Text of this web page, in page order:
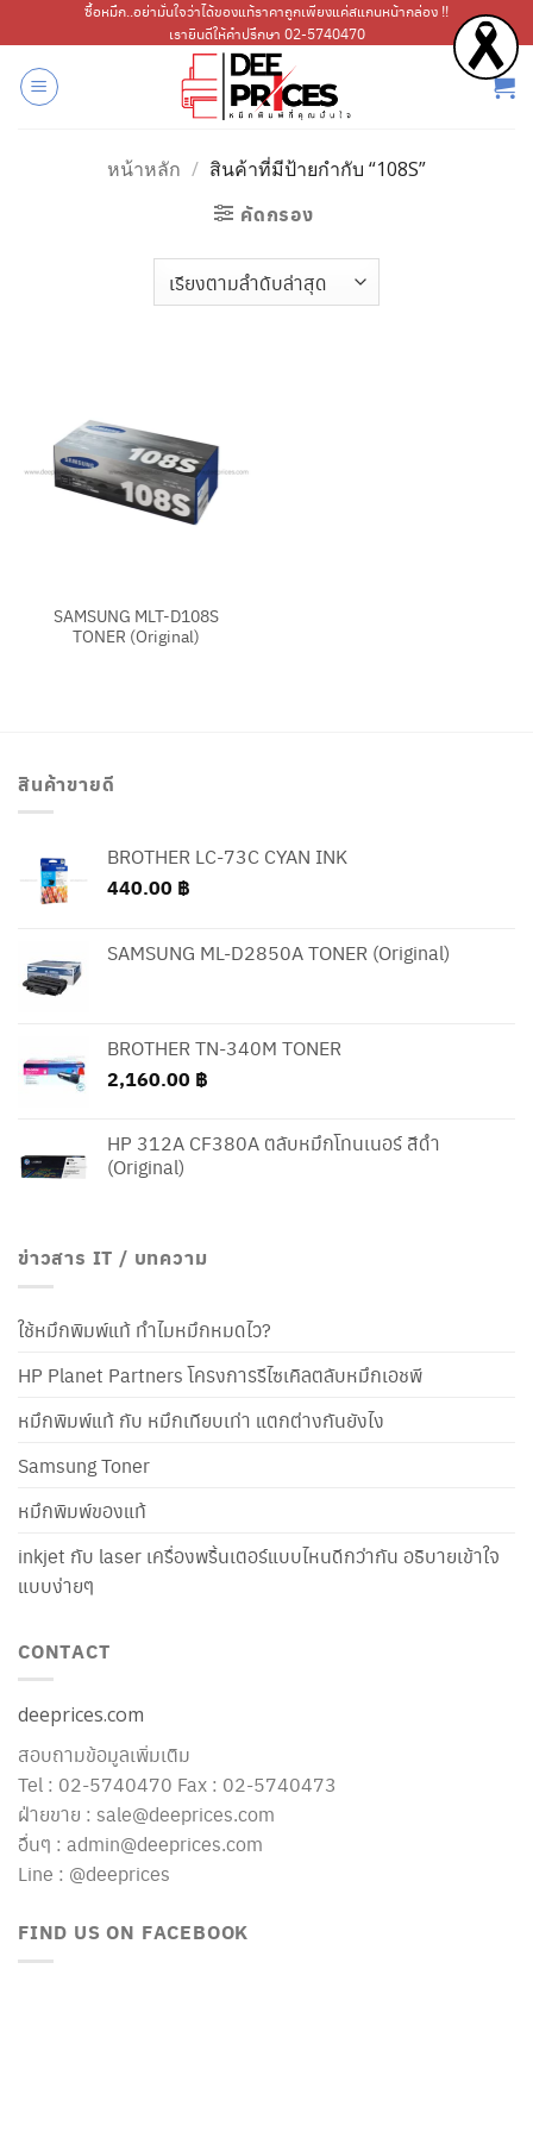
ไป
เนื้อหา
ซื้อหมึก..อย่ามั่นใจว่าได้ของแท้ราคาถูกเพียงแค่สแกนหน้ากล่อง !!
เรายินดีให้คำปรึกษา 02-5740470
หน้าหลัก / สินค้าที่มีป้ายกำกับ “108S”
คัดกรอง
SAMSUNG MLT-D108S
TONER (Original)
สินค้าขายดี
BROTHER LC-73C CYAN INK
440.00 ฿
SAMSUNG ML-D2850A TONER (Original)
BROTHER TN-340M TONER
2,160.00 ฿
HP 312A CF380A ตลับหมึกโทนเนอร์ สีดำ
(Original)
ข่าวสาร IT / บทความ
ใช้หมึกพิมพ์แท้ ทำไมหมึกหมดไว?
HP Planet Partners โครงการรีไซเคิลตลับหมึกเอชพี
หมึกพิมพ์แท้ กับ หมึกเทียบเท่า แตกต่างกันยังไง
Samsung Toner
หมึกพิมพ์ของแท้
inkjet กับ laser เครื่องพริ้นเตอร์แบบไหนดีกว่ากัน อธิบายเข้าใจ
แบบง่ายๆ
CONTACT
deeprices.com
สอบถามข้อมูลเพิ่มเติม
Tel : 02-5740470 Fax : 02-5740473
ฝ่ายขาย : sale@deeprices.com
อื่นๆ : admin@deeprices.com
Line : @deeprices
FIND US ON FACEBOOK